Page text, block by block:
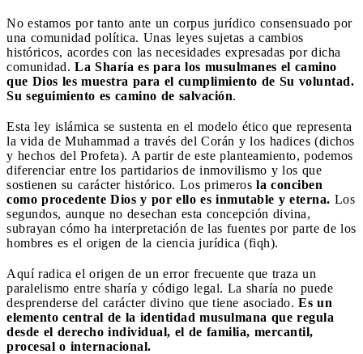
No estamos por tanto ante un corpus jurídico consensuado por
una comunidad política. Unas leyes sujetas a cambios
históricos, acordes con las necesidades expresadas por dicha
comunidad. La Sharía es para los musulmanes el camino
que Dios les muestra para el cumplimiento de Su voluntad.
Su seguimiento es camino de salvación.
Esta ley islámica se sustenta en el modelo ético que representa
la vida de Muhammad a través del Corán y los hadices (dichos
y hechos del Profeta). A partir de este planteamiento, podemos
diferenciar entre los partidarios de inmovilismo y los que
sostienen su carácter histórico. Los primeros la conciben
como procedente Dios y por ello es inmutable y eterna. Los
segundos, aunque no desechan esta concepción divina,
subrayan cómo ha interpretación de las fuentes por parte de los
hombres es el origen de la ciencia jurídica (fiqh).
Aquí radica el origen de un error frecuente que traza un
paralelismo entre sharía y código legal. La sharía no puede
desprenderse del carácter divino que tiene asociado. Es un
elemento central de la identidad musulmana que regula
desde el derecho individual, el de familia, mercantil,
procesal o internacional.